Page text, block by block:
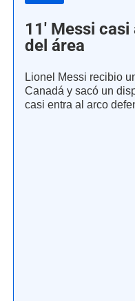
11' Messi
del área
Lionel Messi recibio
Canadá y sacó un
casi entra al arco